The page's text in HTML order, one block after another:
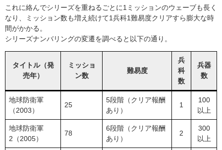
これに絡んでシリーズを重ねるごとに1ミッションのウェーブも長く
なり、ミッション数も増え続けて1兵科1難易度クリアすら膨大な時
間がかかる。
シリーズナンバリングの変遷を調べると以下の通り。
タイトル（発
売年）
ミッショ
ン数
難易度
兵
科
数
兵器
数
地球防衛軍
（2003）
25
5段階（クリア報酬
あり）
1
100
以上
地球防衛軍
2（2005）
78
6段階（クリア報酬
あり）
2
300
以上